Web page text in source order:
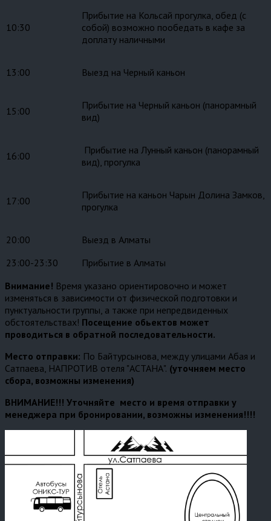
10:30
Прибытие на Кольсай прогулка, обед (с
собой) возможно пообедать в кафе за
доплату наличными
13:00 Выезд на Черный каньон
15:00
Прибытие на Черный каньон (панорамный
вид)
16:00
Прибытие на Лунный каньон (панорамный
вид), прогулка
17:00
Прибытие на каньон Чарын Долина Замков,
прогулка
20:00
Выезд в Алматы
23:00-23:30
Прибытие в Алматы
Внимание! Время указано ориентировочно и может
изменяться в зависимости от физической подготовки и
пунктуальности группы, а также при непредвиденных
обстоятельствах! Посещение обьектов может
проводиться в обратной последовательности.
Место отправки: По Байтурсынова, между улицами Абая и
Сатпаева, НАПРОТИВ отеля "АСТАНА". (уточняем место
сбора, возможны изменения)
ВНИМАНИЕ!!! Уточняйте место и время отправки у
менеджера при бронировании, возможны изменения!!!!